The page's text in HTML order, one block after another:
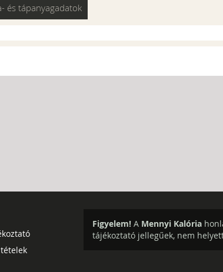
és tápanyagadatok
Figyelem! A Mennyi Kalória
tájékoztató jellegűek, nem